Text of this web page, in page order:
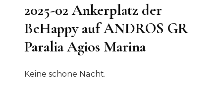
2025-02 Ankerplatz der
BeHappy auf ANDROS GR
Paralia Agios Marina
Keine schöne Nacht.